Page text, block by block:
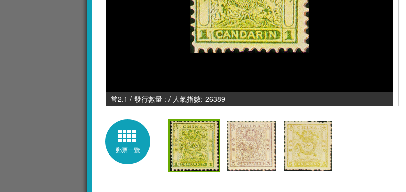
常2.1 / 發行數量 : / 人氣指數: 26389
郵票一覽